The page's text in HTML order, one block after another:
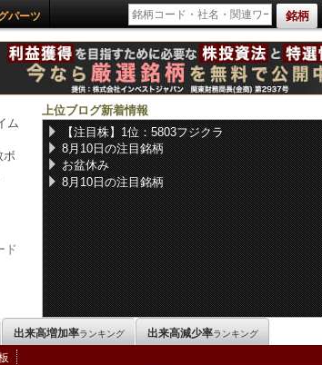
パーツ 銘柄
ム
ボ
ド
上位ブログ新着情報
【注目株】1位：5803フジクラ
8月10日の注目銘柄
お盆休み
8月10日の注目銘柄
出来高増加率ランキング 出来高減少率ランキング